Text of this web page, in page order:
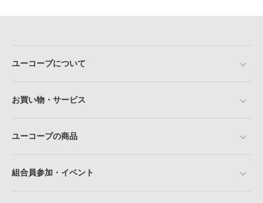
ユーコープについて
お買い物・サービス
ユーコープの商品
組合員参加・イベント